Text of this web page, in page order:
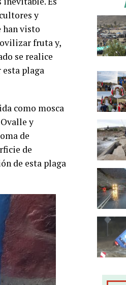
y
han visto
fruta y,
se realice
plaga
como mosca
y
de
de
de esta plaga